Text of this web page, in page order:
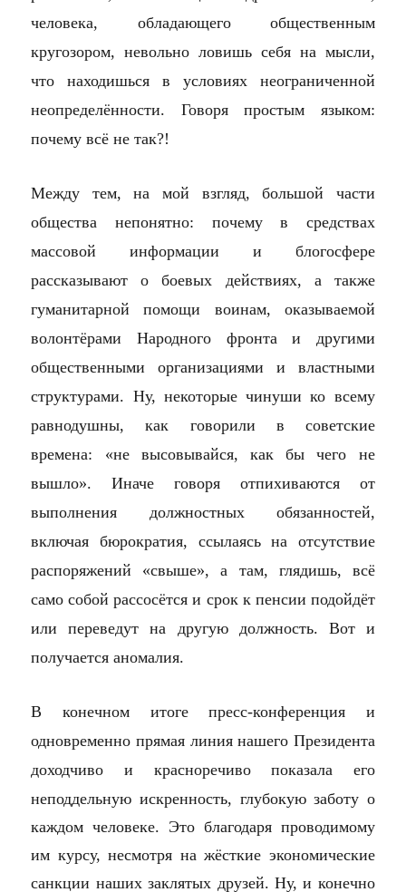
человека, обладающего общественным
кругозором, невольно ловишь себя на мысли,
что находишься в условиях неограниченной
неопределённости. Говоря простым языком:
почему всё не так?!
Между тем, на мой взгляд, большой части
общества непонятно: почему в средствах
массовой информации и блогосфере
рассказывают о боевых действиях, а также
гуманитарной помощи воинам, оказываемой
волонтёрами Народного фронта и другими
общественными организациями и властными
структурами. Ну, некоторые чинуши ко всему
равнодушны, как говорили в советские
времена: «не высовывайся, как бы чего не
вышло». Иначе говоря отпихиваются от
выполнения должностных обязанностей,
включая бюрократия, ссылаясь на отсутствие
распоряжений «свыше», а там, глядишь, всё
само собой рассосётся и срок к пенсии подойдёт
или переведут на другую должность. Вот и
получается аномалия.
В конечном итоге пресс-конференция и
одновременно прямая линия нашего Президента
доходчиво и красноречиво показала его
неподдельную искренность, глубокую заботу о
каждом человеке. Это благодаря проводимому
им курсу, несмотря на жёсткие экономические
санкции наших заклятых друзей. Ну, и конечно